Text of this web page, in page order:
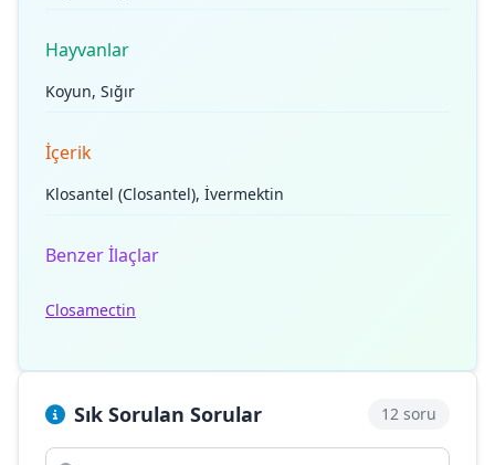
Hayvanlar
Koyun, Sığır
İçerik
Klosantel (Closantel), İvermektin
Benzer İlaçlar
Closamectin
Sık Sorulan Sorular 12 soru